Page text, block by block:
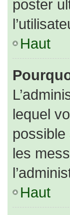
poster
Haut
lequel
possible
les
Haut